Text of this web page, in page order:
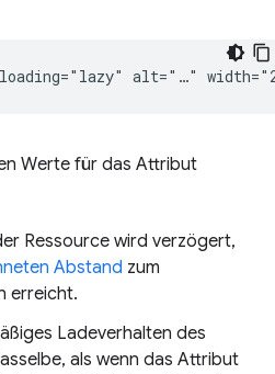
Werte für das Attribut
Ressource wird verzögert,
Abstand zum
erreicht.
Ladeverhalten des
als wenn das Attribut